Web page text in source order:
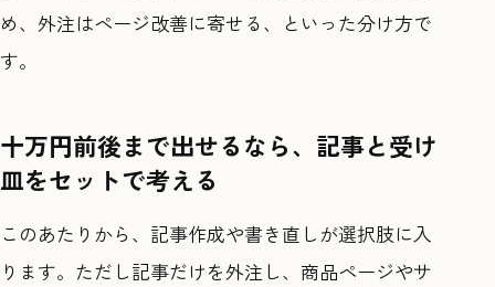
め、外注はページ改善に寄せる、といった分け方で
す。
十万円前後まで出せるなら、記事と受け
皿をセットで考える
このあたりから、記事作成や書き直しが選択肢に入
ります。ただし記事だけを外注し、商品ページやサ